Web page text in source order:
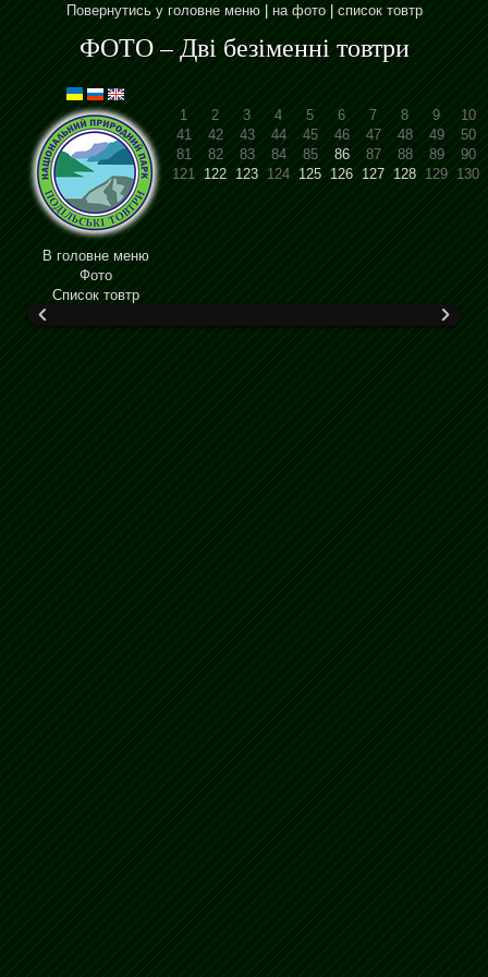
Повернутись у головне меню|на фото|список товтр
ФОТО – Дві безіменні товтри
В головне меню
Фото
Cписок товтр
1 2 3 4 5 6 7 8 9
10
41 42 43 44 45 46 47 48 49 50
81 82 83 84 85 86 87 88 89 90
121 122 123 124 125 126 127 128 129130